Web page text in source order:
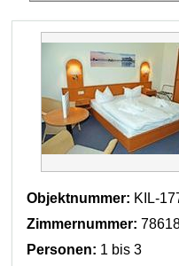
Objektnummer: KIL-
Zimmernummer:
Personen: 1 bis 3